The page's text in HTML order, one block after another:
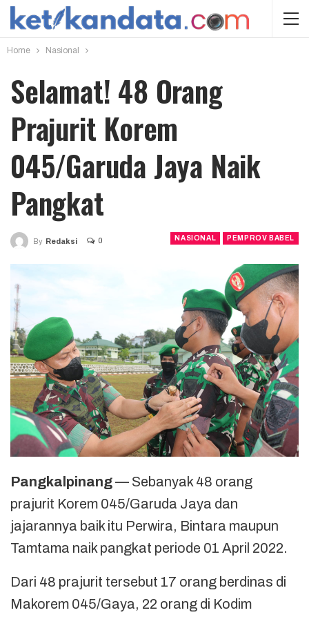
Home Nasional
Selamat! 48 Orang
Prajurit Korem
045/Garuda Jaya Naik
Pangkat
NASIONAL PEMPROV BABEL
By Redaksi 0
Pangkalpinang— Sebanyak 48 orang
prajurit Korem 045/Garuda Jaya dan
jajarannya baik itu Perwira, Bintara maupun
Tamtama naik pangkat periode 01 April 2022.
Dari 48 prajurit tersebut 17 orang berdinas di
Makorem 045/Gaya, 22 orang di Kodim